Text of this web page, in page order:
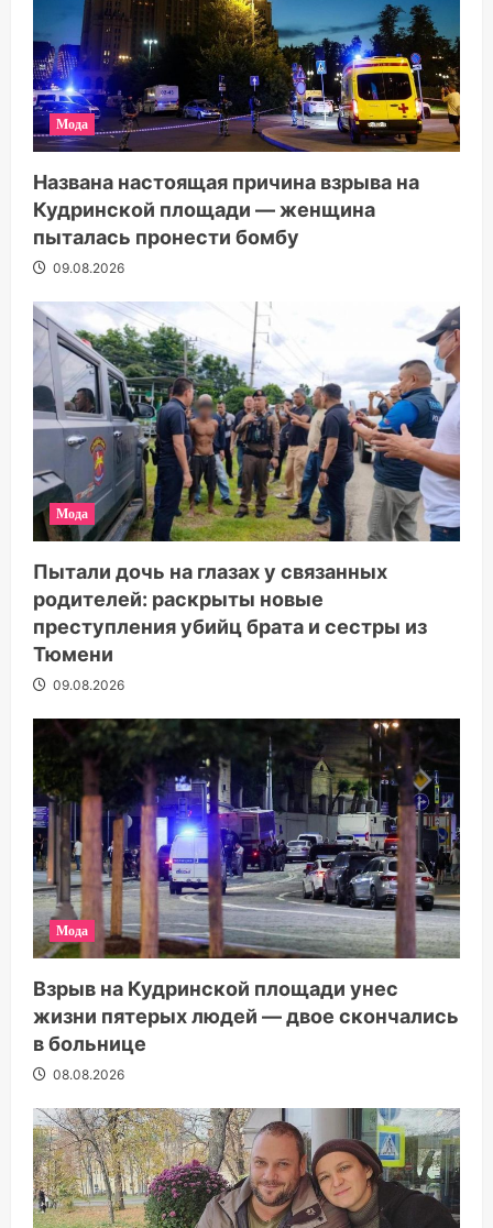
Мода
Названа настоящая причина взрыва на
Кудринской площади — женщина
пыталась пронести бомбу
09.08.2026
Мода
Пытали дочь на глазах у связанных
родителей: раскрыты новые
преступления убийц брата и сестры из
Тюмени
09.08.2026
Мода
Взрыв на Кудринской площади унес
жизни пятерых людей — двое скончались
в больнице
08.08.2026